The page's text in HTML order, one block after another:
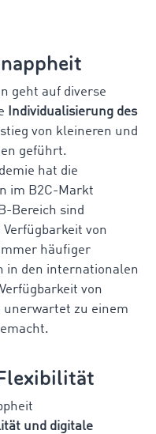
geht auf diverse
Individualisierung des
von kleineren und
geführt.
hat die
im B2C-Markt
Bereich sind
von
häufiger
in den internationalen
von
unerwartet zu einem
und digitale